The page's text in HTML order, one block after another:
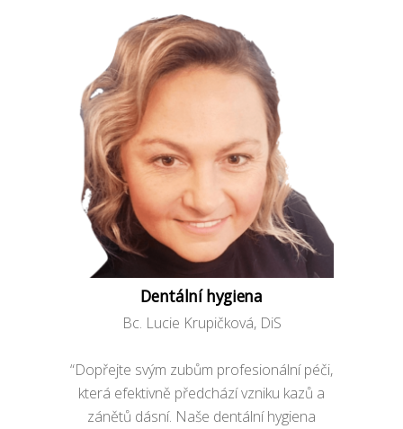
Dentální hygiena
Bc. Lucie Krupičková, DiS
“Dopřejte svým zubům profesionální péči,
která efektivně předchází vzniku kazů a
zánětů dásní. Naše dentální hygiena